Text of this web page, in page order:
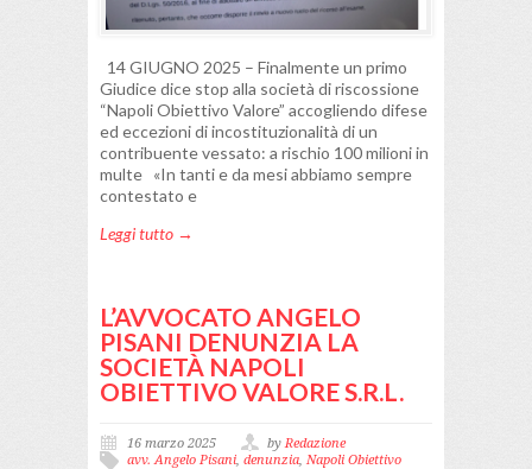
14 GIUGNO 2025 – Finalmente un primo
Giudice dice stop alla società di riscossione
“Napoli Obiettivo Valore” accogliendo difese
ed eccezioni di incostituzionalità di un
contribuente vessato: a rischio 100 milioni in
multe «In tanti e da mesi abbiamo sempre
contestato e
Leggi tutto →
L’AVVOCATO ANGELO
PISANI DENUNZIA LA
SOCIETÀ NAPOLI
OBIETTIVO VALORE S.R.L.
16 marzo 2025 byRedazione
avv. Angelo Pisani, denunzia, Napoli Obiettivo